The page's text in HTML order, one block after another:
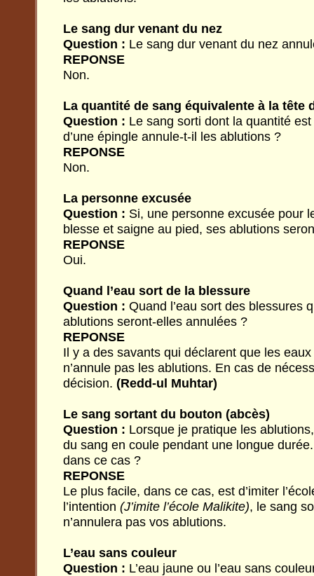
Le sang dur venant du nez
Question : Le sang dur venant du nez
REPONSE
Non.
La quantité de sang équivalente à la tête
Question : Le sang sorti dont la quantité
d’une épingle annule-t-il les ablutions ?
REPONSE
Non.
La personne excusée
Question : Si, une personne excusée pour
blesse et saigne au pied, ses ablutions
REPONSE
Oui.
Quand l’eau sort de la blessure
Question : Quand l’eau sort des blessures
ablutions seront-elles annulées ?
REPONSE
Il y a des savants qui déclarent que les
n’annule pas les ablutions. En cas de
décision. (Redd-ul Muhtar)
Le sang sortant du bouton (abcès)
Question : Lorsque je pratique les
du sang en coule pendant une longue
dans ce cas ?
REPONSE
Le plus facile, dans ce cas, est d’imiter
l’intention (J’imite l’école Malikite), le sang
n’annulera pas vos ablutions.
L’eau sans couleur
Question : L’eau jaune ou l’eau sans